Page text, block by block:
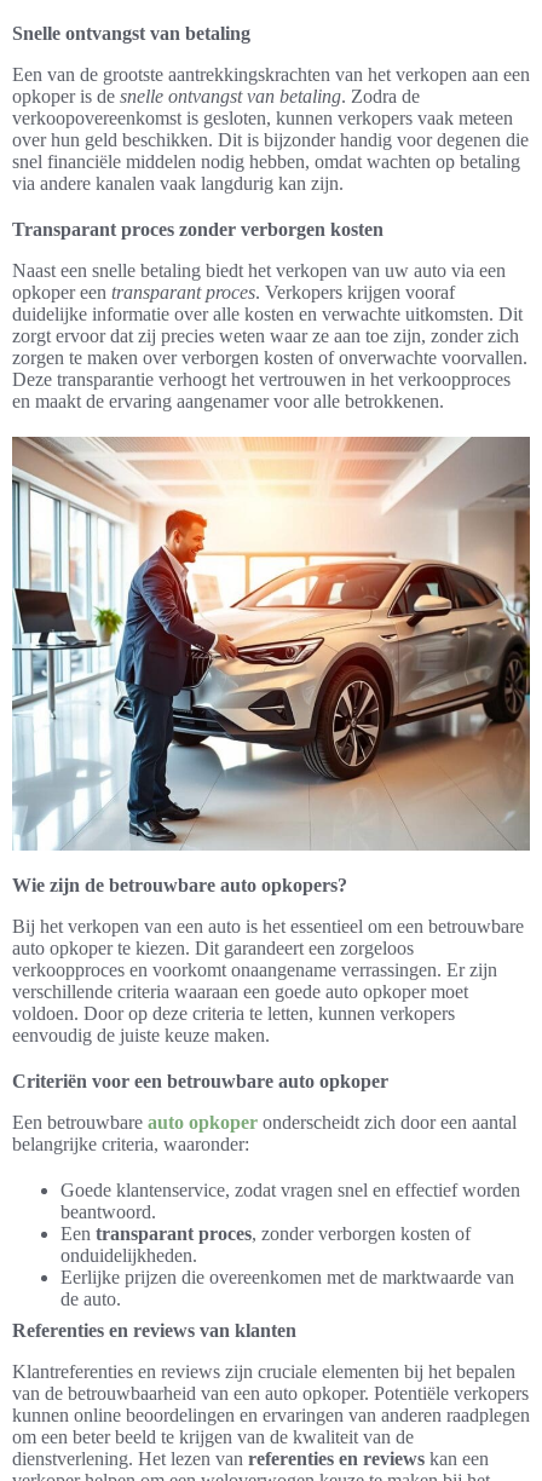
Snelle ontvangst van betaling
Een van de grootste aantrekkingskrachten van het verkopen aan een
opkoper is de snelle ontvangst van betaling. Zodra de
verkoopovereenkomst is gesloten, kunnen verkopers vaak meteen
over hun geld beschikken. Dit is bijzonder handig voor degenen die
snel financiële middelen nodig hebben, omdat wachten op betaling
via andere kanalen vaak langdurig kan zijn.
Transparant proces zonder verborgen kosten
Naast een snelle betaling biedt het verkopen van uw auto via een
opkoper een transparant proces. Verkopers krijgen vooraf
duidelijke informatie over alle kosten en verwachte uitkomsten. Dit
zorgt ervoor dat zij precies weten waar ze aan toe zijn, zonder zich
zorgen te maken over verborgen kosten of onverwachte voorvallen.
Deze transparantie verhoogt het vertrouwen in het verkoopproces
en maakt de ervaring aangenamer voor alle betrokkenen.
Wie zijn de betrouwbare auto opkopers?
Bij het verkopen van een auto is het essentieel om een betrouwbare
auto opkoper te kiezen. Dit garandeert een zorgeloos
verkoopproces en voorkomt onaangename verrassingen. Er zijn
verschillende criteria waaraan een goede auto opkoper moet
voldoen. Door op deze criteria te letten, kunnen verkopers
eenvoudig de juiste keuze maken.
Criteriën voor een betrouwbare auto opkoper
Een betrouwbare auto opkoper onderscheidt zich door een aantal
belangrijke criteria, waaronder:
Goede klantenservice, zodat vragen snel en effectief worden
beantwoord.
Een transparant proces, zonder verborgen kosten of
onduidelijkheden.
Eerlijke prijzen die overeenkomen met de marktwaarde van
de auto.
Referenties en reviews van klanten
Klantreferenties en reviews zijn cruciale elementen bij het bepalen
van de betrouwbaarheid van een auto opkoper. Potentiële verkopers
kunnen online beoordelingen en ervaringen van anderen raadplegen
om een beter beeld te krijgen van de kwaliteit van de
dienstverlening. Het lezen van referenties en reviews kan een